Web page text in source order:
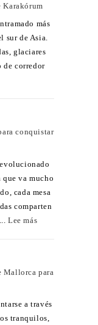
Karakórum
más
sur de Asia.
glaciares
de corredor
conquistar
va mucho
cada mesa
comparten
Lee más
Mallorca para
a través
tranquilos,